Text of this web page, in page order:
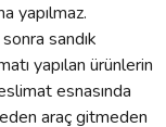
yapılmaz.
sandık
yapılan ürünlerin
esnasında
araç gitmeden